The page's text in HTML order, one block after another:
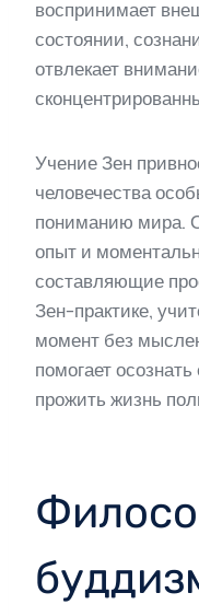
воспринимает
состоянии,
отвлекает
Учение Зен
человечества
пониманию мира.
опыт и
составляющие
Зен-практике,
момент без
помогает
прожить жизнь